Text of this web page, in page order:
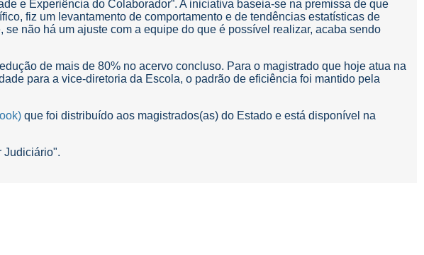
e Experiência do Colaborador”. A iniciativa baseia-se na premissa de que
fiz um levantamento de comportamento e de tendências estatísticas de
não há um ajuste com a equipe do que é possível realizar, acaba sendo
de mais de 80% no acervo concluso. Para o magistrado que hoje atua na
para a vice-diretoria da Escola, o padrão de eficiência foi mantido pela
que foi distribuído aos magistrados(as) do Estado e está disponível na
Judiciário".